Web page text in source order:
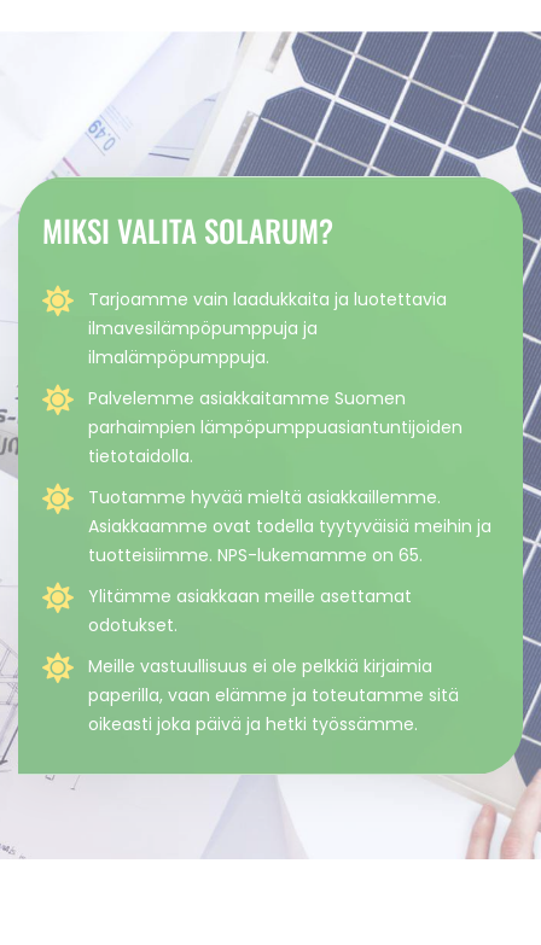
MIKSI VALITA SOLARUM?
Tarjoamme vain laadukkaita ja luotettavia
ilmavesilämpöpumppuja ja
ilmalämpöpumppuja.
Palvelemme asiakkaitamme Suomen
parhaimpien lämpöpumppuasiantuntijoiden
tietotaidolla.
Tuotamme hyvää mieltä asiakkaillemme.
Asiakkaamme ovat todella tyytyväisiä meihin ja
tuotteisiimme. NPS-lukemamme on 65.
Ylitämme asiakkaan meille asettamat
odotukset.
Meille vastuullisuus ei ole pelkkiä kirjaimia
paperilla, vaan elämme ja toteutamme sitä
oikeasti joka päivä ja hetki työssämme.